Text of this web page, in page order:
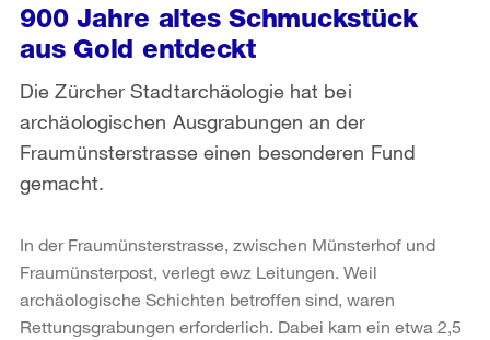
900 Jahre altes Schmuckstück
aus Gold entdeckt
Die Zürcher Stadtarchäologie hat bei
archäologischen Ausgrabungen an der
Fraumünsterstrasse einen besonderen Fund
gemacht.
In der Fraumünsterstrasse, zwischen Münsterhof und
Fraumünsterpost, verlegt ewz Leitungen. Weil
archäologische Schichten betroffen sind, waren
Rettungsgrabungen erforderlich. Dabei kam ein etwa 2,5